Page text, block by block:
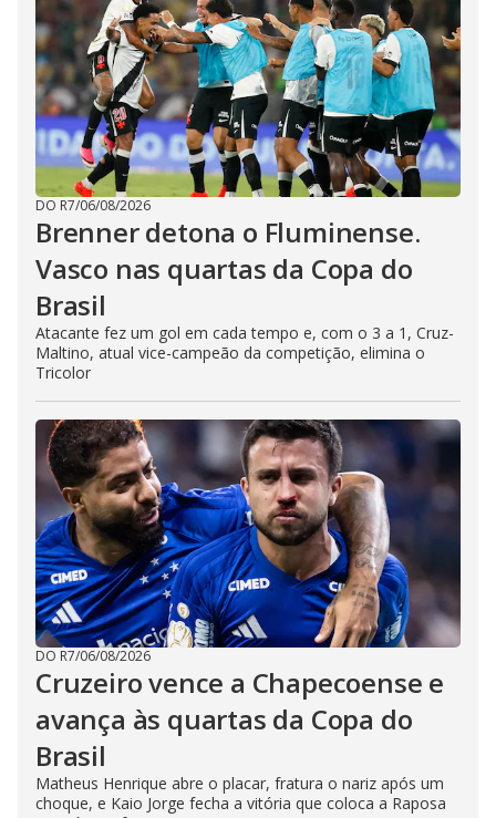
DO R7/06/08/2026
Brenner detona o Fluminense.
Vasco nas quartas da Copa do
Brasil
Atacante fez um gol em cada tempo e, com o 3 a 1, Cruz-
Maltino, atual vice-campeão da competição, elimina o
Tricolor
DO R7/06/08/2026
Cruzeiro vence a Chapecoense e
avança às quartas da Copa do
Brasil
Matheus Henrique abre o placar, fratura o nariz após um
choque, e Kaio Jorge fecha a vitória que coloca a Raposa